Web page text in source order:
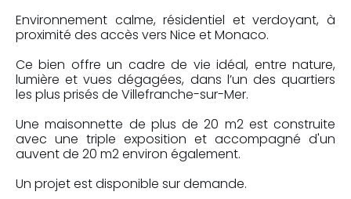
Environnement calme, résidentiel et verdoyant, à
proximité des accès vers Nice et Monaco.
Ce bien offre un cadre de vie idéal, entre nature,
lumière et vues dégagées, dans l’un des quartiers
les plus prisés de Villefranche-sur-Mer.
Une maisonnette de plus de 20 m2 est construite
avec une triple exposition et accompagné d'un
auvent de 20 m2 environ également.
Un projet est disponible sur demande.